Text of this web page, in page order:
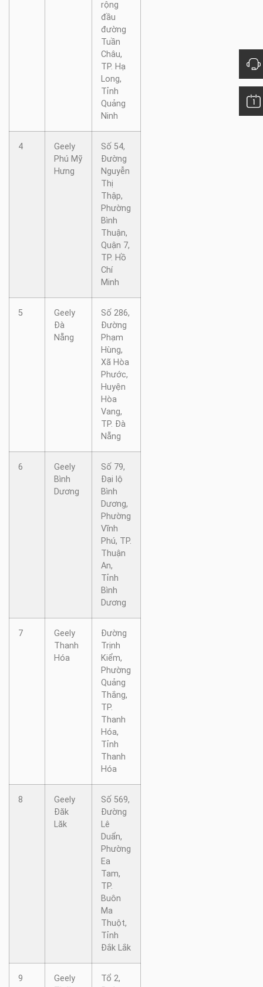
rộng
đầu
đường
Tuần
Châu,
TP. Hạ
Long,
Tỉnh
Quảng
Ninh
4
Geely
Phú Mỹ
Hưng
Số 54,
Đường
Nguyễn
Thị
Thập,
Phường
Bình
Thuận,
Quận 7,
TP. Hồ
Chí
Minh
5
Geely
Đà
Nẵng
Số 286,
Đường
Phạm
Hùng,
Xã Hòa
Phước,
Huyện
Hòa
Vang,
TP. Đà
Nẵng
6
Geely
Bình
Dương
Số 79,
Đại lộ
Bình
Dương,
Phường
Vĩnh
Phú, TP.
Thuận
An,
Tỉnh
Bình
Dương
7
Geely
Thanh
Hóa
Đường
Trịnh
Kiểm,
Phường
Quảng
Thắng,
TP.
Thanh
Hóa,
Tỉnh
Thanh
Hóa
8
Geely
Đăk
Lăk
Số 569,
Đường
Lê
Duẩn,
Phường
Ea
Tam,
TP.
Buôn
Ma
Thuột,
Tỉnh
Đắk Lắk
9
Geely
Tổ 2,